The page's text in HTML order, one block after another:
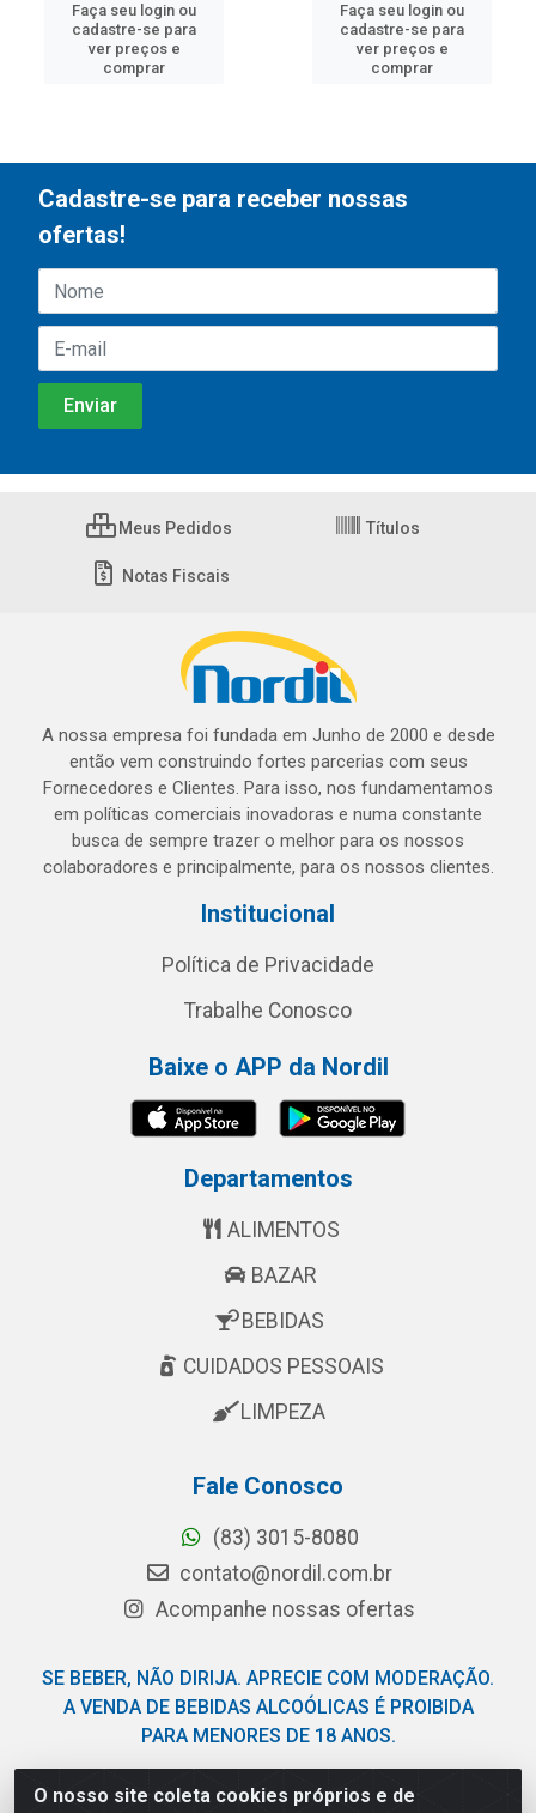
Faça seu login ou
cadastre-se para
ver preços e
comprar
Faça seu login ou
cadastre-se para
ver preços e
comprar
O nosso site coleta cookies próprios e de
Cadastre-se para receber nossas
ofertas!
Meus Pedidos Títulos
Notas Fiscais
A nossa empresa foi fundada em Junho de 2000 e desde
então vem construindo fortes parcerias com seus
Fornecedores e Clientes. Para isso, nos fundamentamos
em políticas comerciais inovadoras e numa constante
busca de sempre trazer o melhor para os nossos
colaboradores e principalmente, para os nossos clientes.
Institucional
Política de Privacidade
Trabalhe Conosco
Baixe o APP da Nordil
Departamentos
ALIMENTOS
BAZAR
BEBIDAS
CUIDADOS PESSOAIS
LIMPEZA
Fale Conosco
(83) 3015-8080
contato@nordil.com.br
Acompanhe nossas ofertas
SE BEBER, NÃO DIRIJA. APRECIE COM MODERAÇÃO.
A VENDA DE BEBIDAS ALCOÓLICAS É PROIBIDA
PARA MENORES DE 18 ANOS.